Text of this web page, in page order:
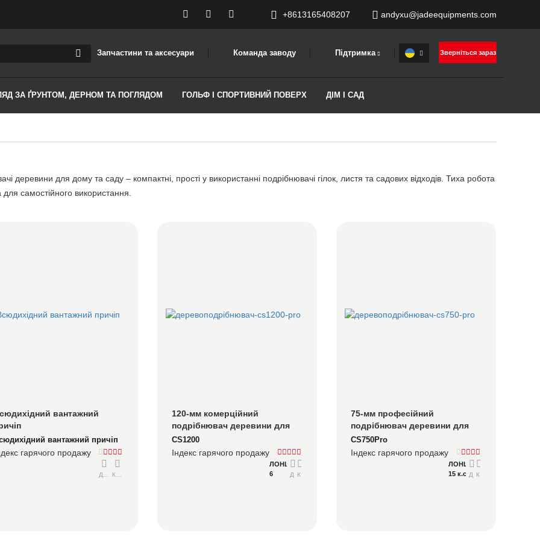
+8613165408207 andyxu@jadeequipments.com
Запчастини та аксесуари Команда заводу Підтримка
ЗА ҐРУНТОМ, ДЕРНОМ ТА ПОГЛЯДОМ ГОЛЬФ І СПОРТИВНИЙ ПОВЕРХ ДІМ І САД
Зверніться зараз
деревини для дому та саду – компактні, прості у використанні подрібнювачі гілок, листя та садових відходів. Тиха робота
для самостійного використання.
вантажний
вантажний причіп
гарячого продажу
120-мм комерційний
подрібнювач деревини для
компаній з обслуговування
дерев, муніципальних служб
та важких ландшафтних
CS1200
Індекс гарячого продажу
ЛОНЦІН
6
Детальний
75-мм професійний
подрібнювач деревини для
ландшафтних дизайнерів,
арбористів і команд з
обслуговування територій
CS750Pro
Індекс гарячого продажу
ЛОНЦІН
15 к.с.
Детальний